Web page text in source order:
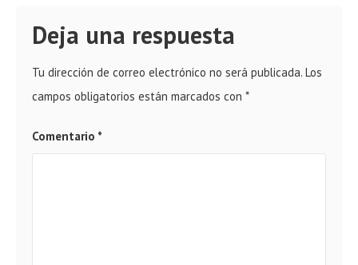
Deja una respuesta
Tu dirección de correo electrónico no será publicada. Los
campos obligatorios están marcados con *
Comentario *